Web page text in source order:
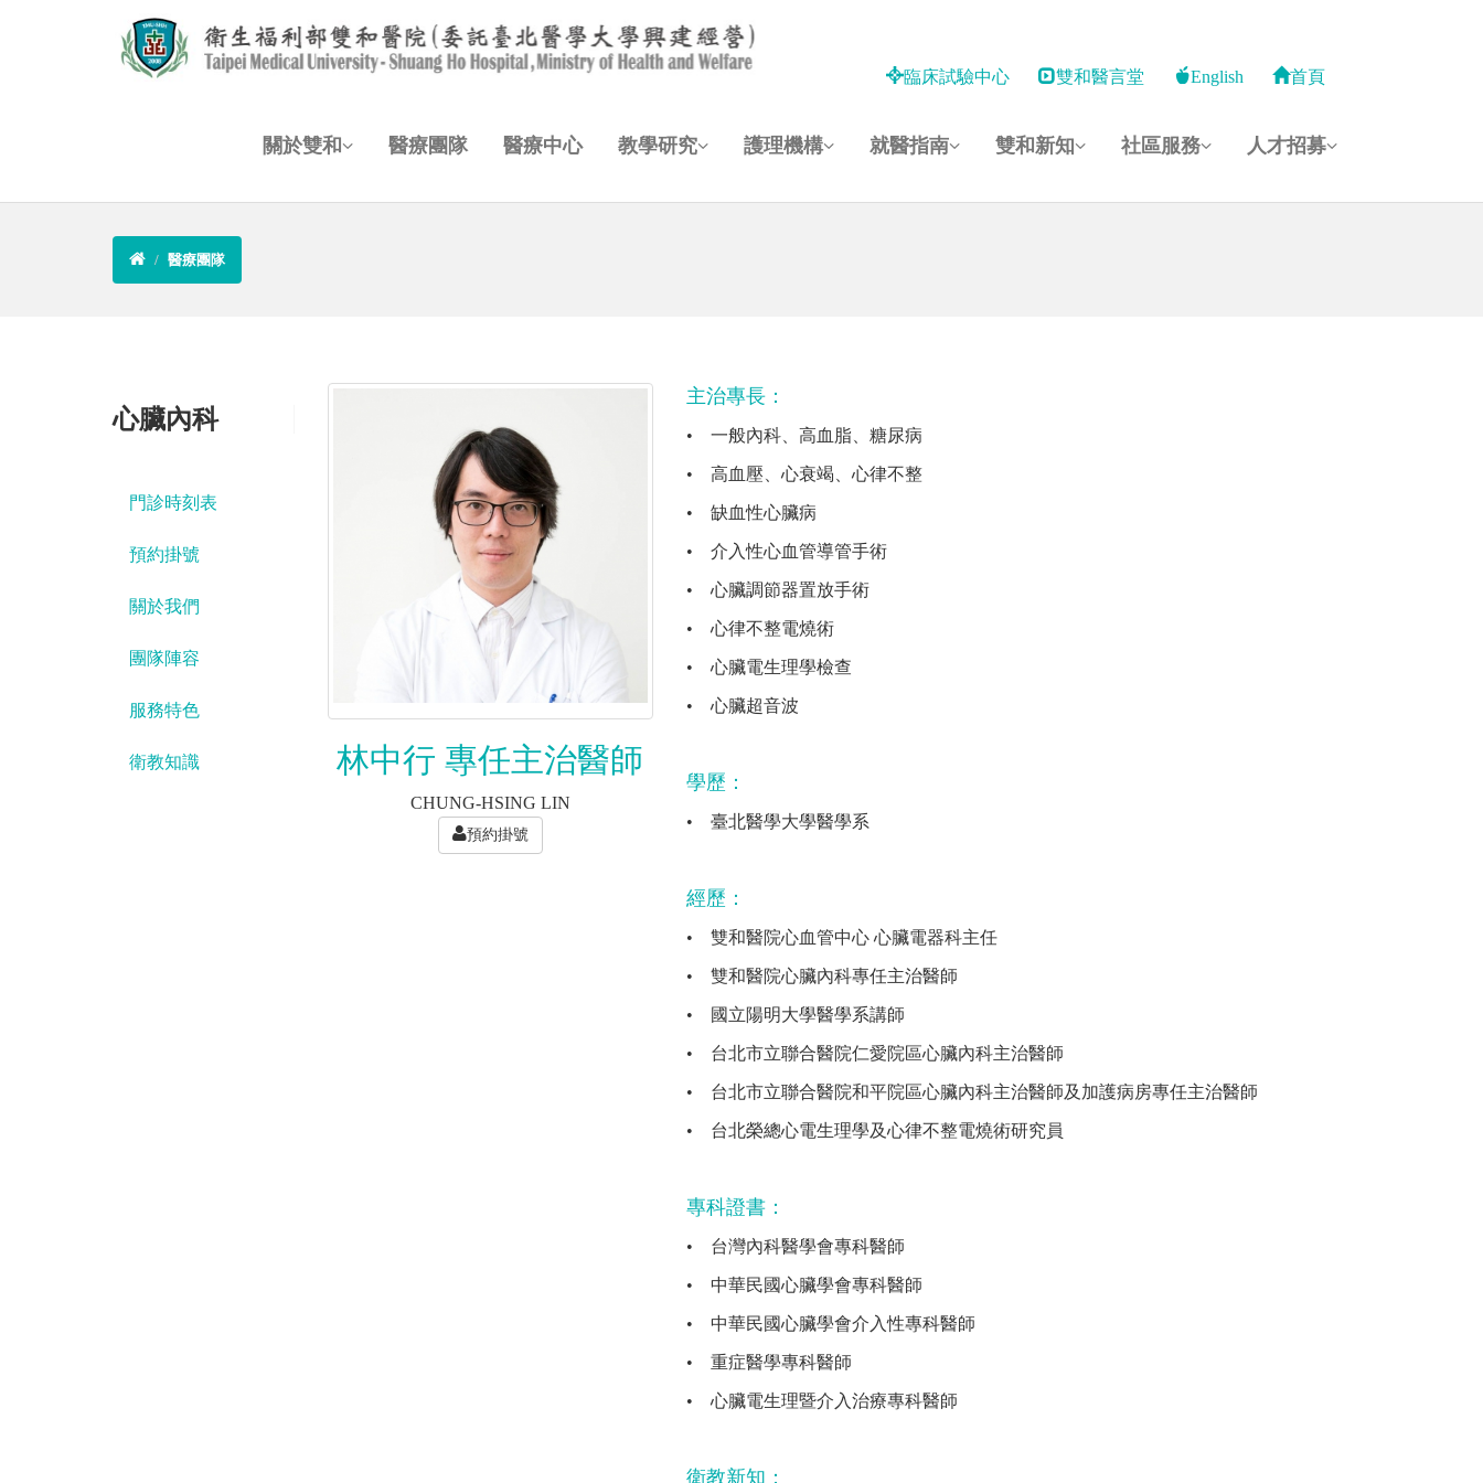
臨床試驗中心 雙和醫言堂 English 首頁
關於雙和 醫療團隊 醫療中心 教學研究 護理機構 就醫指南 雙和新知 社區服務 人才招募
醫療團隊
心臟內科
門診時刻表
預約掛號
關於我們
團隊陣容
服務特色
衛教知識 林中行 專任主治醫師
CHUNG-HSING LIN
預約掛號
主治專長：
• 一般內科、高血脂、糖尿病
• 高血壓、心衰竭、心律不整
• 缺血性心臟病
• 介入性心血管導管手術
• 心臟調節器置放手術
• 心律不整電燒術
• 心臟電生理學檢查
• 心臟超音波
學歷：
• 臺北醫學大學醫學系
經歷：
• 雙和醫院心血管中心 心臟電器科主任
• 雙和醫院心臟內科專任主治醫師
• 國立陽明大學醫學系講師
• 台北市立聯合醫院仁愛院區心臟內科主治醫師
• 台北市立聯合醫院和平院區心臟內科主治醫師及加護病房專任主治醫師
• 台北榮總心電生理學及心律不整電燒術研究員
專科證書：
• 台灣內科醫學會專科醫師
• 中華民國心臟學會專科醫師
• 中華民國心臟學會介入性專科醫師
• 重症醫學專科醫師
• 心臟電生理暨介入治療專科醫師
衛教新知：